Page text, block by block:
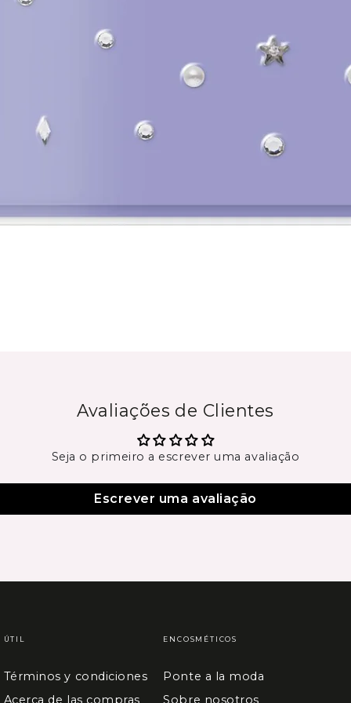
Avaliações de Clientes
Seja o primeiro a escrever uma avaliação
Escrever uma avaliação
ÚTIL
Términos y condiciones
Acerca de las compras
ENCOSMÉTICOS
Ponte a la moda
Sobre nosotros